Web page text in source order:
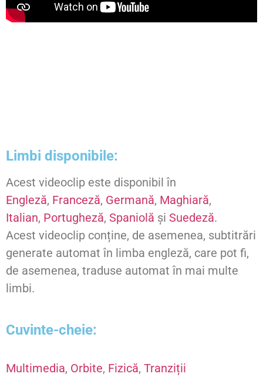
Limbi disponibile:
Acest videoclip este disponibil în
Engleză, Franceză, Germană, Maghiară,
Italian, Portugheză, Spaniolă și Suedeză.
Acest videoclip conține, de asemenea, subtitrări
generate automat în limba engleză, care pot fi,
de asemenea, traduse automat în mai multe
limbi.
Cuvinte-cheie:
Multimedia, Orbite, Fizică, Tranziții